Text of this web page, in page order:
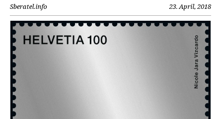
Sberatel.info 23. April, 2018